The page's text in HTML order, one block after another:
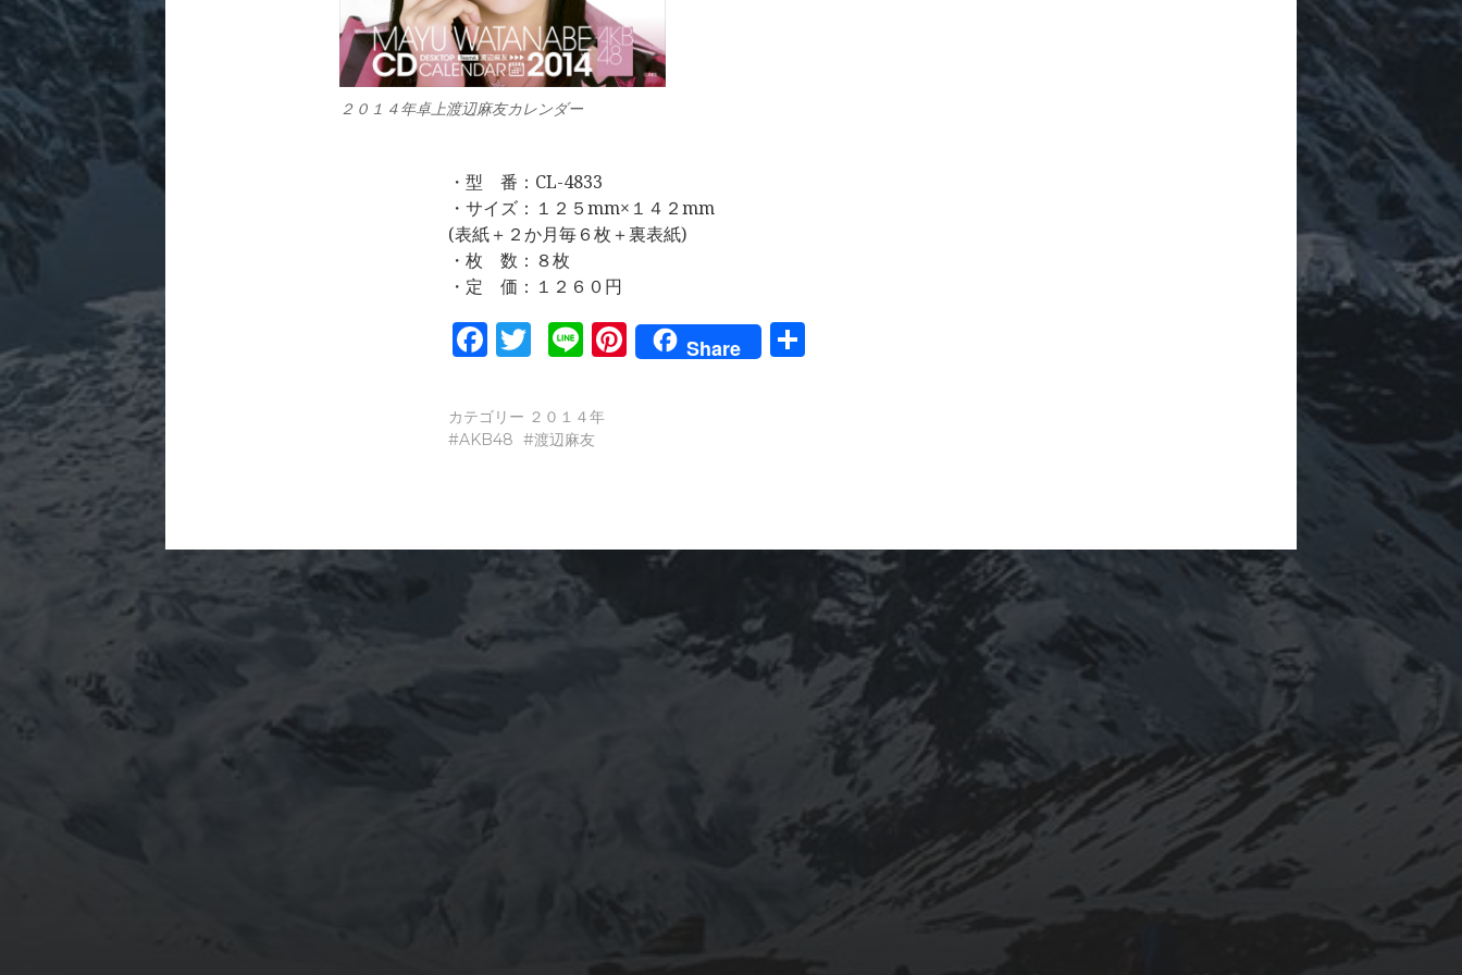
２０１４年卓上渡辺麻友カレンダー
・型 番：CL-4833
・サイズ：１２５mm×１４２mm
(表紙＋２か月毎６枚＋裏表紙)
・枚 数：８枚
・定 価：１２６０円
Facebook
Twitter
LinePinterest
Share
カテゴリー ２０１４年
AKB48
渡辺麻友